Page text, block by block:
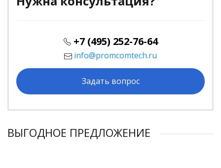
+7 (495) 252-76-64
info@promcomtech.ru
Задать вопрос
ВЫГОДНОЕ ПРЕДЛОЖЕНИЕ